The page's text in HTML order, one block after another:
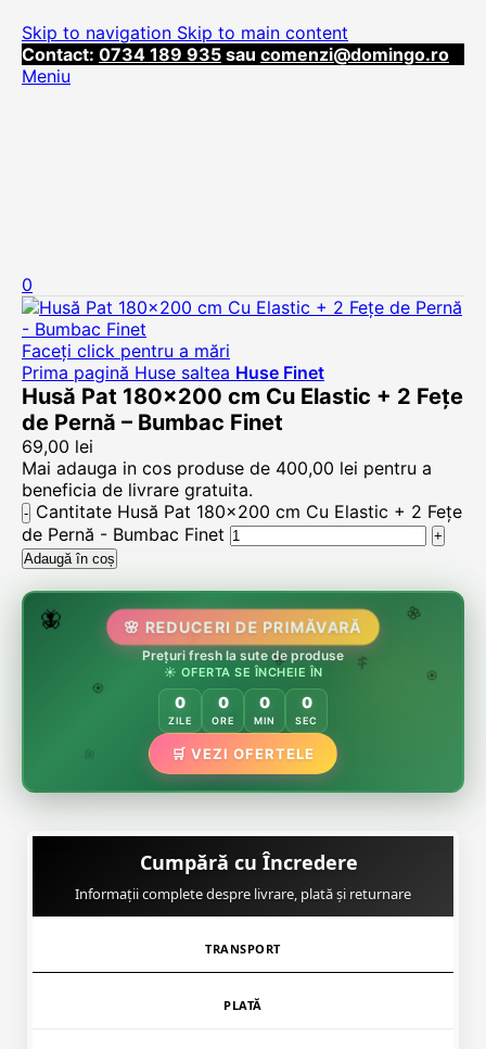
Skip to navigation Skip to main content
Contact: 0734 189 935 sau comenzi@domingo.ro
Meniu
0
Faceți click pentru a mări
Prima pagină Huse saltea Huse Finet
Husă Pat 180×200 cm Cu Elastic + 2 Fețe
de Pernă – Bumbac Finet
69,00 lei
Mai adauga in cos produse de 400,00 lei pentru a
beneficia de livrare gratuita.
Cantitate Husă Pat 180x200 cm Cu Elastic + 2 Fețe
de Pernă - Bumbac Finet
Adaugă în coș
🌸
🌸
🏵️
🌷
🦋 🌸 REDUCERI DE PRIMĂVARĂ
Prețuri fresh la sute de produse
☀️ OFERTA SE ÎNCHEIE ÎN
0
ZILE
0
ORE
0
MIN
0
SEC
🛒 VEZI OFERTELE
Cumpără cu Încredere
Informații complete despre livrare, plată și returnare
TRANSPORT
PLATĂ